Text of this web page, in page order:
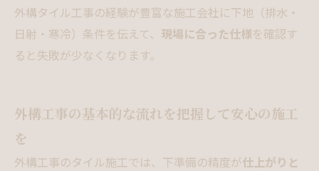
外構タイル工事の経験が豊富な施工会社に下地（排水・
日射・寒冷）条件を伝えて、 現場に合った仕様を確認す
ると失敗が少なくなります。
外構工事の基本的な流れを把握して安心の施工
を
外構工事のタイル施工では、下準備の精度が仕上がりと